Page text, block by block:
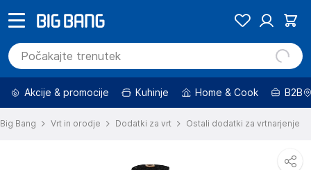
Akcije & promocije Kuhinje Home & Cook B2B
Big Bang Vrt in orodje Dodatki za vrt Ostali dodatki za vrtnarjenje